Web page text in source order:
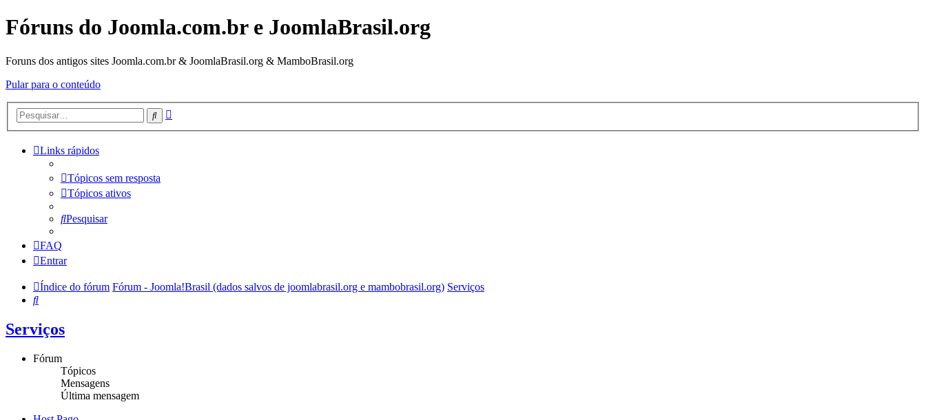
Fóruns do Joomla.com.br e JoomlaBrasil.org
Foruns dos antigos sites Joomla.com.br & JoomlaBrasil.org & MamboBrasil.org
Pular para o conteúdo
Pesquisar
Links rápidos
Tópicos sem resposta
Tópicos ativos
Pesquisar
FAQ
Entrar
Índice do fórum Fórum - Joomla!Brasil (dados salvos de joomlabrasil.org e mambobrasil.org) Serviços
Pesquisar
Serviços
Fórum
Tópicos
Mensagens
Última mensagem